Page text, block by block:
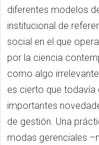
diferentes modelos
institucional de
social en el que
por la ciencia
como algo
es cierto que
importantes
de gestión. Una
modas gerenciales